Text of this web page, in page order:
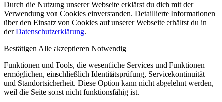
Durch die Nutzung unserer Webseite erklärst du dich mit der
Verwendung von Cookies einverstanden. Detaillierte Informationen
über den Einsatz von Cookies auf unserer Webseite erhältst du in
derDatenschutzerklärung.
BestätigenAlle akzeptieren Notwendig
Funktionen und Tools, die wesentliche Services und Funktionen
ermöglichen, einschließlich Identitätsprüfung, Servicekontinuität
und Standortsicherheit. Diese Option kann nicht abgelehnt werden,
weil die Seite sonst nicht funktionsfähig ist.